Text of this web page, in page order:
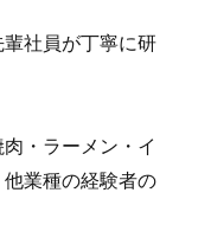
社員が丁寧に研
・ラーメン・イ
業種の経験者の